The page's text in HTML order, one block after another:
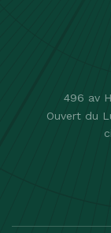
496 av
Ouvert du